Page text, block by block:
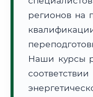
🗺️ Зона обслуживания: г.
регионов на
Наши курсы